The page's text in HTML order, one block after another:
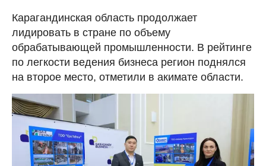
Карагандинская область продолжает
лидировать в стране по объему
обрабатывающей промышленности. В рейтинге
по легкости ведения бизнеса регион поднялся
на второе место, отметили в акимате области.